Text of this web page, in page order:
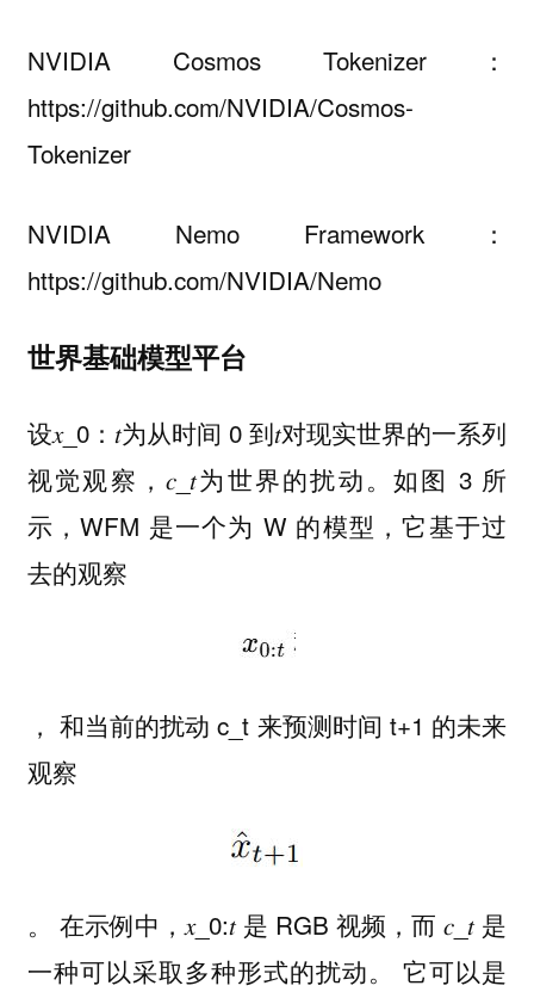
NVIDIA Cosmos Tokenizer：
https://github.com/NVIDIA/Cosmos-
Tokenizer
NVIDIA Nemo Framework：
https://github.com/NVIDIA/Nemo
世界基础模型平台
设𝑥_0：𝑡为从时间 0 到𝑡对现实世界的一系列
视觉观察，𝑐_𝑡为世界的扰动。如图 3 所
示，WFM 是一个为 W 的模型，它基于过
去的观察
， 和当前的扰动 c_t 来预测时间 t+1 的未来
观察
。 在示例中，𝑥_0:𝑡 是 RGB 视频，而 𝑐_𝑡 是
一种可以采取多种形式的扰动。 它可以是